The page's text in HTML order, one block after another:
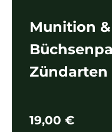
Munition
Zündarten
19,00 €